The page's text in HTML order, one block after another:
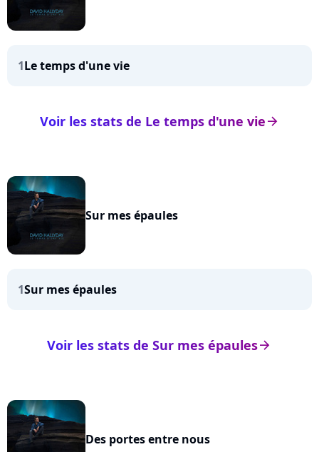
1Le temps d'une vie
arrow_right
Voir les stats de Le temps d'une vie
Sur mes épaules
1Sur mes épaules
arrow_right
Voir les stats de Sur mes épaules
Des portes entre nous